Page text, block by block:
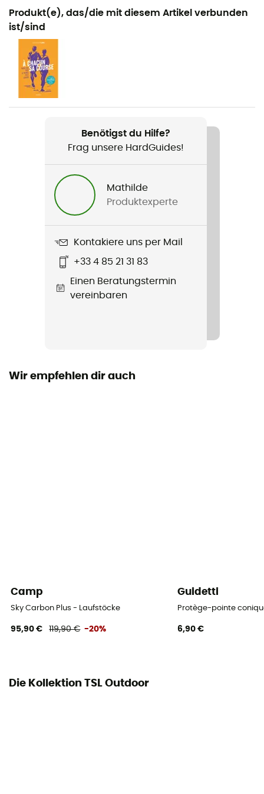
Geeignet für
Trailrunning
Geschlecht
Herren / Damen
Gewicht
200 g x 2 (115 cm)
Trail Carbon 4 Magnetic Cork
Handschlaufe
Abnehmbar
Technologien
Magnetic System ST / Folding System
Produkt(e), das/die mit diesem Artikel verbunden
ist/sind
Benötigst du Hilfe?
Frag unsere HardGuides!
Mathilde
Produktexperte
Kontakiere uns per Mail
+33 4 85 21 31 83
Einen Beratungstermin
vereinbaren
Wir empfehlen dir auch
Camp
Sky Carbon Plus - Laufstöcke
95,90 € 119,90 € -20%
Guidetti
Protège-pointe
6,90 €
Die Kollektion TSL Outdoor